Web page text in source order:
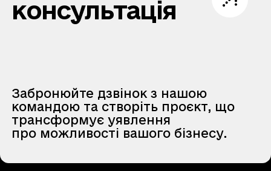
консультація
Забронюйте дзвінок з нашою
командою та створіть проєкт, що
трансформує уявлення
про можливості вашого бізнесу.